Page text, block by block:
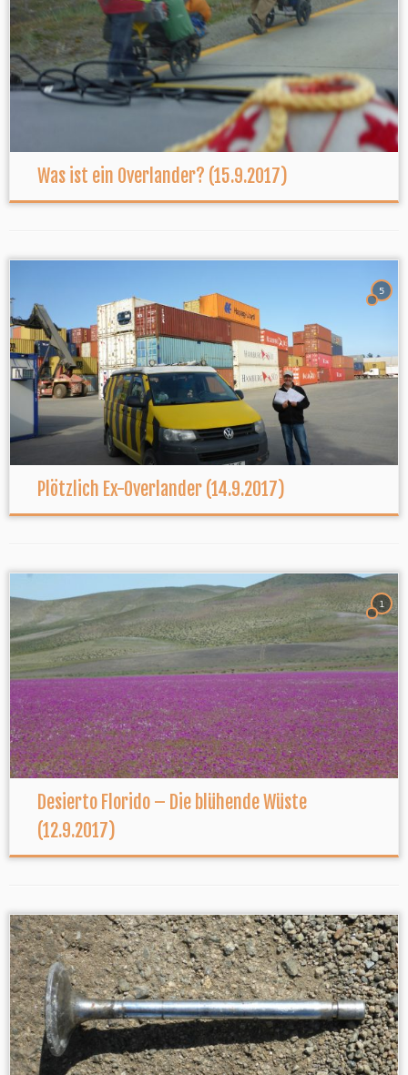
Was ist ein Overlander? (15.9.2017)
5
Plötzlich Ex-Overlander (14.9.2017)
1
Desierto Florido – Die blühende Wüste
(12.9.2017)